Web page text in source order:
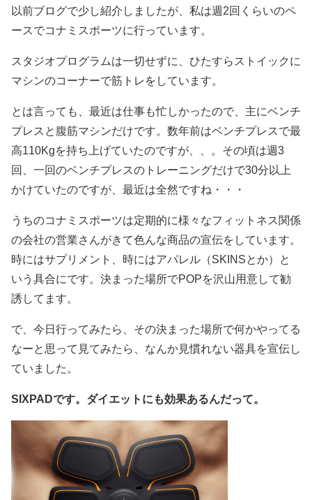
以前ブログで少し紹介しましたが、私は週2回くらいのペ
ースでコナミスポーツに行っています。
スタジオプログラムは一切せずに、ひたすらストイックに
マシンのコーナーで筋トレをしています。
とは言っても、最近は仕事も忙しかったので、主にベンチ
プレスと腹筋マシンだけです。数年前はベンチプレスで最
高110Kgを持ち上げていたのですが、、。その頃は週3
回、一回のベンチプレスのトレーニングだけで30分以上
かけていたのですが、最近は全然ですね・・・
うちのコナミスポーツは定期的に様々なフィットネス関係
の会社の営業さんがきて色んな商品の宣伝をしています。
時にはサプリメント、時にはアパレル（SKINSとか）と
いう具合にです。決まった場所でPOPを沢山用意して勧
誘してます。
で、今日行ってみたら、その決まった場所で何かやってる
なーと思って見てみたら、なんか見慣れない器具を宣伝し
ていました。
SIXPADです。ダイエットにも効果あるんだって。